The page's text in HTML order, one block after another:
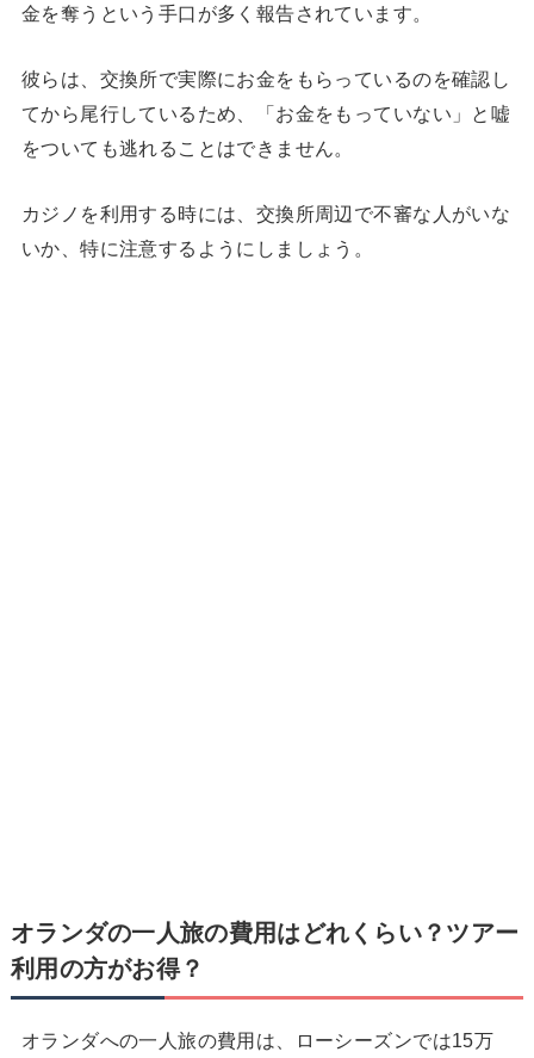
金を奪うという手口が多く報告されています。
彼らは、交換所で実際にお金をもらっているのを確認し
てから尾行しているため、「お金をもっていない」と嘘
をついても逃れることはできません。
カジノを利用する時には、交換所周辺で不審な人がいな
いか、特に注意するようにしましょう。
オランダの一人旅の費用はどれくらい？ツアー
利用の方がお得？
オランダへの一人旅の費用は、ローシーズンでは15万